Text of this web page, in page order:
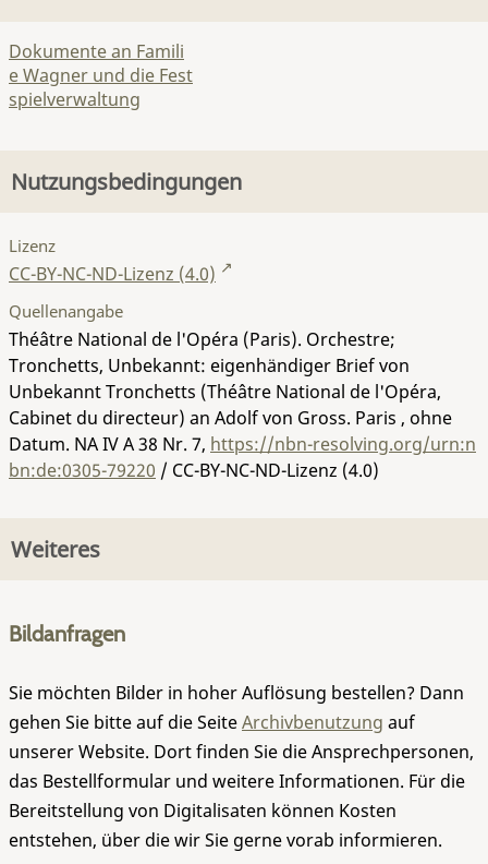
Dokumente an Famili
e Wagner und die Fest
spielverwaltung
Nutzungsbedingungen
Lizenz
CC-BY-NC-ND-Lizenz (4.0)
Quellenangabe
Théâtre National de l'Opéra (Paris). Orchestre;
Tronchetts, Unbekannt: eigenhändiger Brief von
Unbekannt Tronchetts (Théâtre National de l'Opéra,
Cabinet du directeur) an Adolf von Gross. Paris , ohne
Datum. NA IV A 38 Nr. 7, https://nbn-resolving.org/urn:n
bn:de:0305-79220 / CC-BY-NC-ND-Lizenz (4.0)
Weiteres
Bildanfragen
Sie möchten Bilder in hoher Auflösung bestellen? Dann
gehen Sie bitte auf die SeiteArchivbenutzung auf
unserer Website. Dort finden Sie die Ansprechpersonen,
das Bestellformular und weitere Informationen. Für die
Bereitstellung von Digitalisaten können Kosten
entstehen, über die wir Sie gerne vorab informieren.